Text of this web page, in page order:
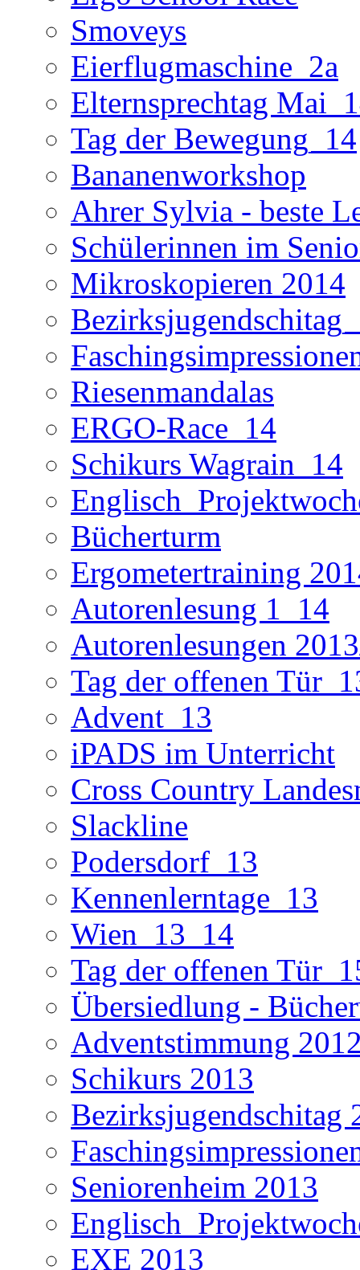
Smoveys
Eierflugmaschine_2a
Elternsprechtag
Tag der Bewegung_14
Bananenworkshop
Ahrer Sylvia - beste
Schülerinnen im
Mikroskopieren 2014
Riesenmandalas
ERGO-Race_14
Schikurs Wagrain_14
Bücherturm
Ergometertraining
Autorenlesung 1_14
Autorenlesungen
Tag der offenen
Advent_13
iPADS im Unterricht
Cross Country
Slackline
Podersdorf_13
Kennenlerntage_13
Wien_13_14
Tag der offenen
Übersiedlung -
Adventstimmung
Schikurs 2013
Bezirksjugendschitag
Seniorenheim 2013
EXE 2013